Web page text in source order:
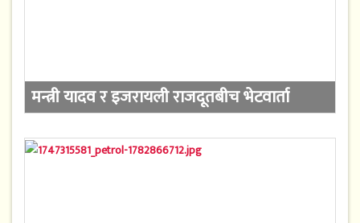
मन्त्री यादव र इजरायली राजदूतबीच भेटवार्ता